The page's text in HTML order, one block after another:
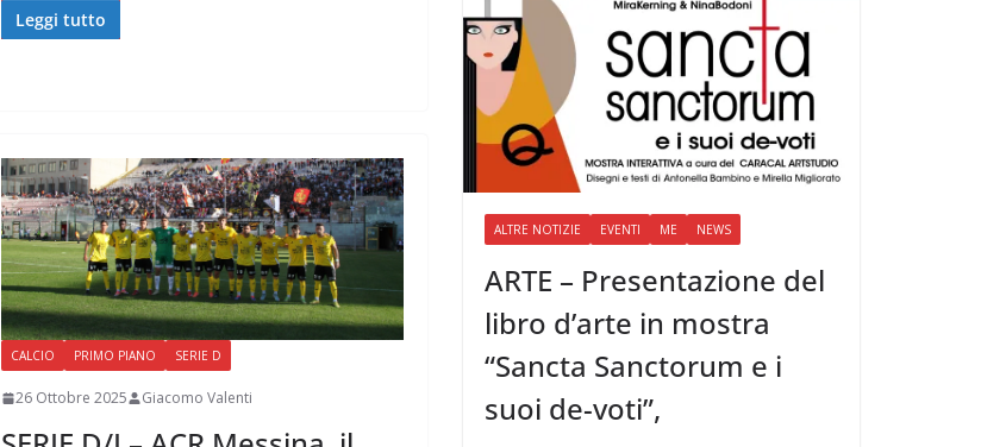
Leggi tutto
CALCIO PRIMO PIANO SERIE D
26 Ottobre 2025 Giacomo Valenti
ALTRE NOTIZIE EVENTI ME NEWS
ARTE – Presentazione del
libro d’arte in mostra
“Sancta Sanctorum e i
suoi de-voti”,